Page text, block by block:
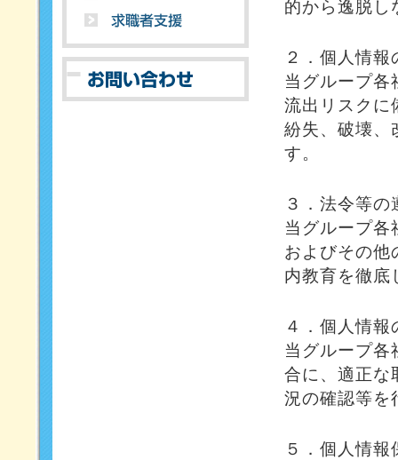
的から逸脱し
２．個人情
当グループ各
流出リスクに
紛失、破壊、
す。
３．法令等の
当グループ各
およびその他
内教育を徹底
４．個人情報
当グループ各
合に、適正な
況の確認等を
５．個人情